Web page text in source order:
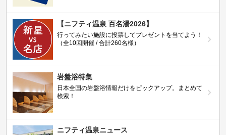
【ニフティ温泉 百名湯2026】
行ってみたい施設に投票してプレゼントを当てよう！
（全10回開催 / 合計260名様）
岩盤浴特集
日本全国の岩盤浴情報だけをピックアップ。まとめて
検索！
ニフティ温泉ニュース